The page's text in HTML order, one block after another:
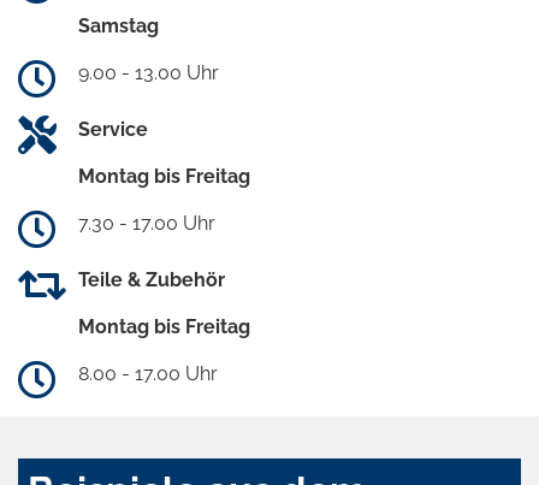
Samstag
9.00 - 13.00 Uhr
Service
Montag bis Freitag
7.30 - 17.00 Uhr
Teile & Zubehör
Montag bis Freitag
8.00 - 17.00 Uhr